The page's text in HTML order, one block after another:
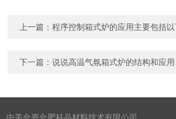
上一篇：程序控制箱式炉的应用主要包括
下一篇：说说高温气氛箱式炉的结构和应用